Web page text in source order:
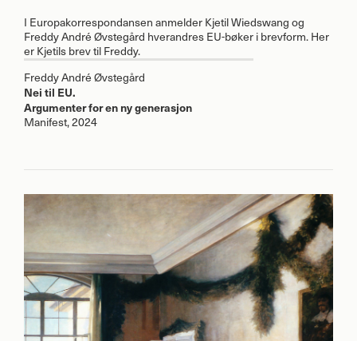
I Europakorrespondansen anmelder Kjetil Wiedswang og
Freddy André Øvstegård hverandres EU-bøker i brevform. Her
er Kjetils brev til Freddy.
Freddy André Øvstegård
Nei til EU.
Argumenter for en ny generasjon
Manifest, 2024